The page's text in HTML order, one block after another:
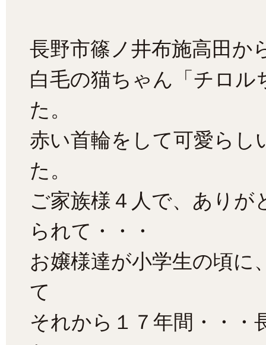
長野市篠ノ井布施高田か
白毛の猫ちゃん「チロル
た。
赤い首輪をして可愛らし
た。
ご家族様４人で、ありが
られて・・・
お嬢様達が小学生の頃に
て
それから１７年間・・・